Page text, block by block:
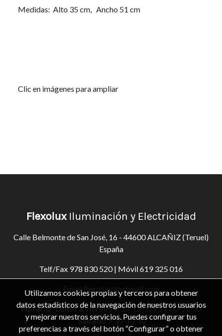
Medidas: Alto 35 cm, Ancho 51 cm
Clic en imágenes para ampliar
Flexolux Iluminación y Electricidad
Calle Belmonte de San José, 16 - 44600 ALCAÑIZ (Teruel)
España
Telf/Fax 978 830 520| Móvil619 325 016
Email flexolux@hotmail.com
Horario:Lunes a viernes9:30-13:00 y 17:00-20:30
Sábado9:30-13:30
Utilizamos cookies propias y terceros para obtener
datos estadísticos de la navegación de nuestros usuarios
y mejorar nuestros servicios. Puedes configurar tus
preferencias a través del botón “Configurar” o obtener